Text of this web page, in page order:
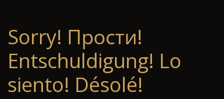
Sorry! Прости!
Entschuldigung! Lo
siento! Désolé!